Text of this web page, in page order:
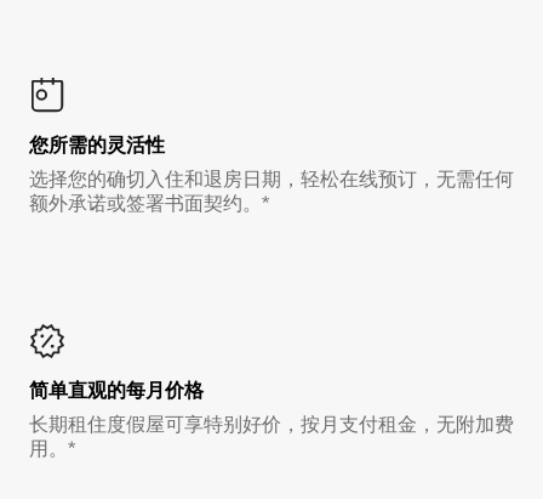
您所需的灵活性
选择您的确切入住和退房日期，轻松在线预订，无需任何
额外承诺或签署书面契约。*
简单直观的每月价格
长期租住度假屋可享特别好价，按月支付租金，无附加费
用。*